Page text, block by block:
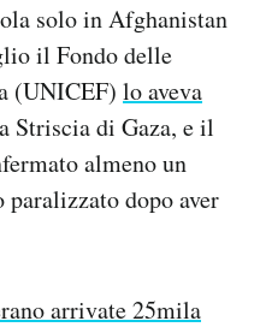
solo in Afghanistan
il Fondo delle
(UNICEF) lo aveva
Striscia di Gaza, e il
almeno un
dopo aver
arrivate 25mila